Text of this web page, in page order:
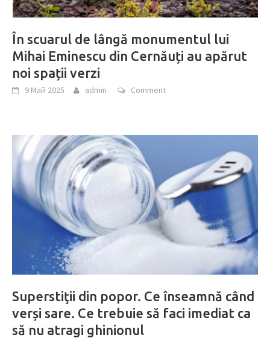
În scuarul de lângă monumentul lui
Mihai Eminescu din Cernăuți au apărut
noi spații verzi
9 Май 2025 admin Comment
Superstiţii din popor. Ce înseamnă când
verși sare. Ce trebuie să faci imediat ca
să nu atragi ghinionul